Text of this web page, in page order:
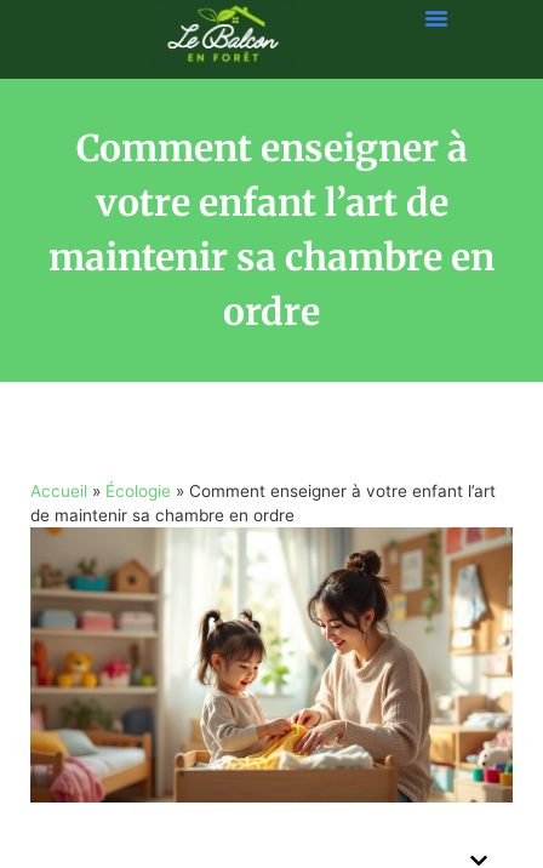
Comment enseigner à
votre enfant l’art de
maintenir sa chambre en
ordre
Accueil » Écologie » Comment enseigner à votre enfant l’art
de maintenir sa chambre en ordre